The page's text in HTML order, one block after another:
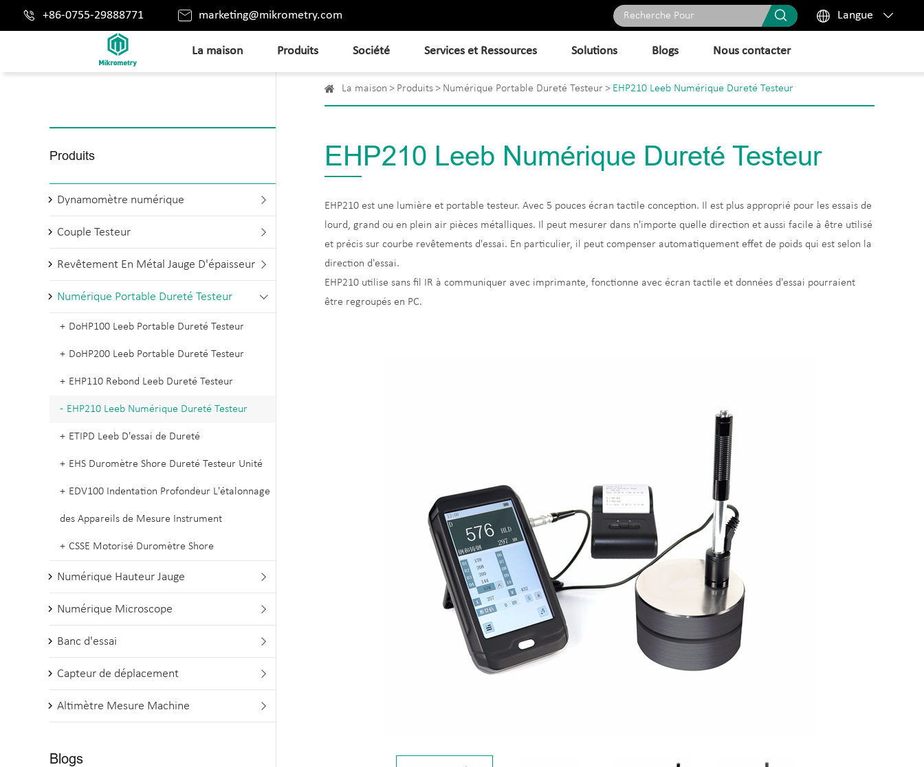
 +86-0755-29888771  marketing@mikrometry.com   Langue 
La maison Produits Société Services et Ressources Solutions Blogs Nous contacter
Produits
 Dynamomètre numérique
 Couple Testeur
 Revêtement En Métal Jauge D'épaisseur
 Numérique Portable Dureté Testeur
DoHP100 Leeb Portable Dureté Testeur
DoHP200 Leeb Portable Dureté Testeur
EHP110 Rebond Leeb Dureté Testeur
EHP210 Leeb Numérique Dureté Testeur
ETIPD Leeb D'essai de Dureté
EHS Duromètre Shore Dureté Testeur Unité
EDV100 Indentation Profondeur L'étalonnage
des Appareils de Mesure Instrument
CSSE Motorisé Duromètre Shore
 Numérique Hauteur Jauge
 Numérique Microscope
 Banc d'essai
 Capteur de déplacement
 Altimètre Mesure Machine
Blogs
La maison Produits Numérique Portable Dureté Testeur EHP210 Leeb Numérique Dureté Testeur
EHP210 Leeb Numérique Dureté Testeur
EHP210 est une lumière et portable testeur. Avec 5 pouces écran tactile conception. Il est plus approprié pour les essais de
lourd, grand ou en plein air pièces métalliques. Il peut mesurer dans n'importe quelle direction et aussi facile à être utilisé
et précis sur courbe revêtements d'essai. En particulier, il peut compenser automatiquement effet de poids qui est selon la
direction d'essai.
EHP210 utilise sans fil IR à communiquer avec imprimante, fonctionne avec écran tactile et données d'essai pourraient
être regroupés en PC.